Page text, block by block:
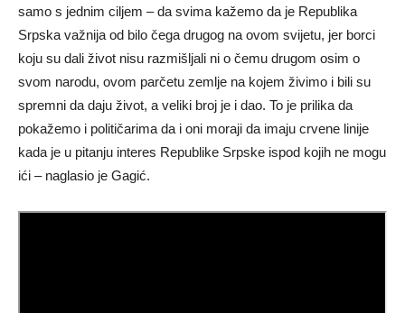
samo s jednim ciljem – da svima kažemo da je Republika
Srpska važnija od bilo čega drugog na ovom svijetu, jer borci
koju su dali život nisu razmišljali ni o čemu drugom osim o
svom narodu, ovom parčetu zemlje na kojem živimo i bili su
spremni da daju život, a veliki broj je i dao. To je prilika da
pokažemo i političarima da i oni moraji da imaju crvene linije
kada je u pitanju interes Republike Srpske ispod kojih ne mogu
ići – naglasio je Gagić.